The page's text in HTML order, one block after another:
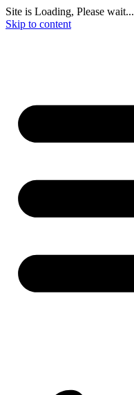
Site is Loading, Please wait...
Skip to content